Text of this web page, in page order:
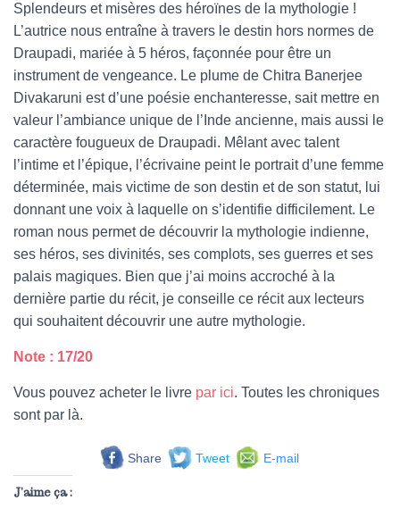
Splendeurs et misères des héroïnes de la mythologie !
L’autrice nous entraîne à travers le destin hors normes de
Draupadi, mariée à 5 héros, façonnée pour être un
instrument de vengeance. Le plume de Chitra Banerjee
Divakaruni est d’une poésie enchanteresse, sait mettre en
valeur l’ambiance unique de l’Inde ancienne, mais aussi le
caractère fougueux de Draupadi. Mêlant avec talent
l’intime et l’épique, l’écrivaine peint le portrait d’une femme
déterminée, mais victime de son destin et de son statut, lui
donnant une voix à laquelle on s’identifie difficilement. Le
roman nous permet de découvrir la mythologie indienne,
ses héros, ses divinités, ses complots, ses guerres et ses
palais magiques. Bien que j’ai moins accroché à la
dernière partie du récit, je conseille ce récit aux lecteurs
qui souhaitent découvrir une autre mythologie.
Note : 17/20
Vous pouvez acheter le livre par ici. Toutes les chroniques
sont par là.
Share Tweet E-mail
J’aime ça :